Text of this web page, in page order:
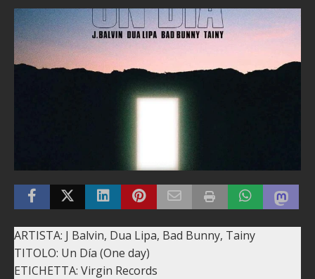
ARTISTA: J Balvin, Dua Lipa, Bad Bunny, Tainy
TITOLO: Un Día (One day)
ETICHETTA: Virgin Records